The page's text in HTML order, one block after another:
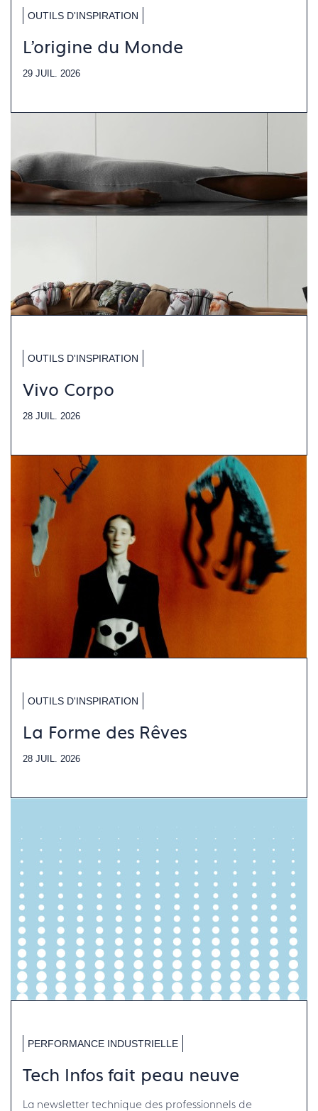
OUTILS D'INSPIRATION
L'origine du Monde
29 JUIL. 2026
OUTILS D'INSPIRATION
Vivo Corpo
28 JUIL. 2026
OUTILS D'INSPIRATION
La Forme des Rêves
28 JUIL. 2026
PERFORMANCE INDUSTRIELLE
Tech Infos fait peau neuve
La newsletter technique des professionnels de